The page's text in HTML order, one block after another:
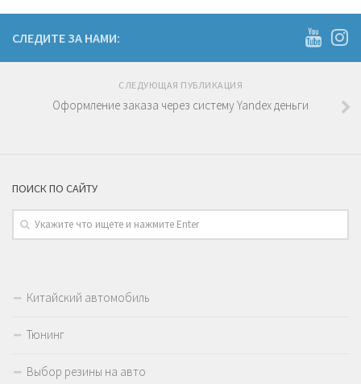
СЛЕДИТЕ ЗА НАМИ:
СЛЕДУЮЩАЯ ПУБЛИКАЦИЯ
Оформление заказа через систему Yandex деньги
ПОИСК ПО САЙТУ
Китайский автомобиль
Тюнинг
Выбор резины на авто